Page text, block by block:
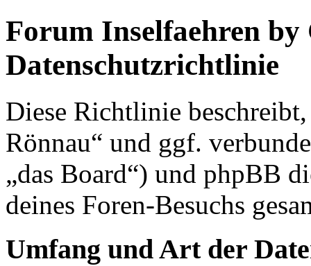
Forum Inselfaehren by
Datenschutzrichtlinie
Diese Richtlinie
Rönnau“ und ggf.
„das Board“) und phpBB
deines Foren-Besuchs
Umfang und Art der